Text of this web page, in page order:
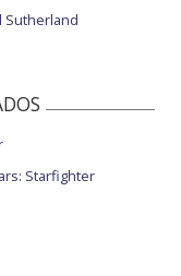
Sutherland
Starfighter